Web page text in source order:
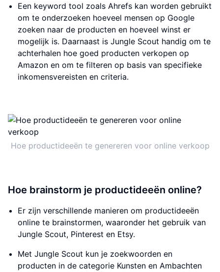
Een keyword tool zoals Ahrefs kan worden gebruikt
om te onderzoeken hoeveel mensen op Google
zoeken naar de producten en hoeveel winst er
mogelijk is. Daarnaast is Jungle Scout handig om te
achterhalen hoe goed producten verkopen op
Amazon en om te filteren op basis van specifieke
inkomensvereisten en criteria.
Hoe productideeën te genereren voor online verkoop
Hoe brainstorm je productideeën online?
Er zijn verschillende manieren om productideeën
online te brainstormen, waaronder het gebruik van
Jungle Scout, Pinterest en Etsy.
Met Jungle Scout kun je zoekwoorden en
producten in de categorie Kunsten en Ambachten